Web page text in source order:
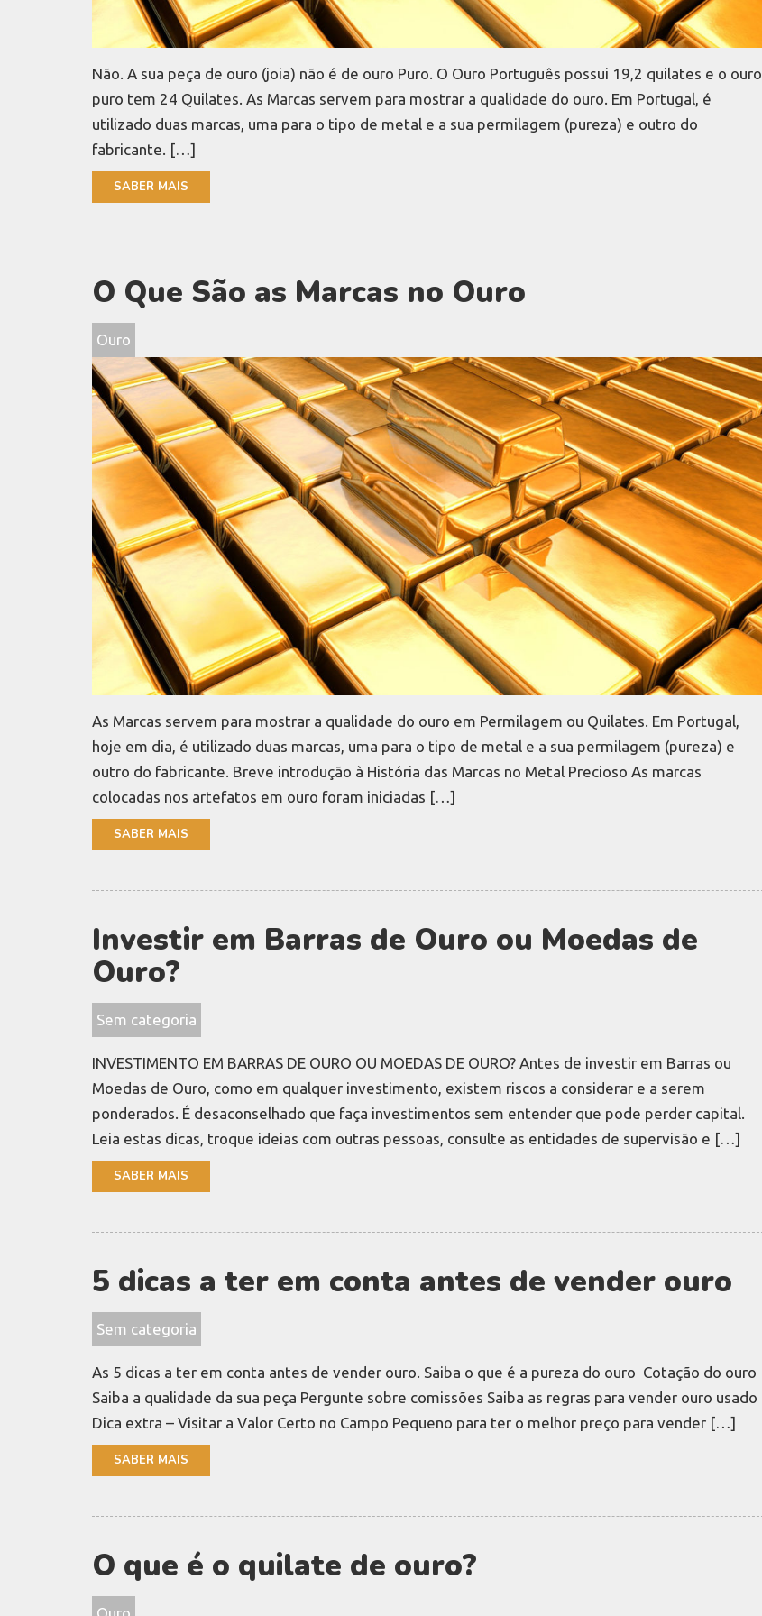
Não. A sua peça de ouro (joia) não é de ouro Puro. O Ouro Português possui 19,2 quilates e o ouro
puro tem 24 Quilates. As Marcas servem para mostrar a qualidade do ouro. Em Portugal, é
utilizado duas marcas, uma para o tipo de metal e a sua permilagem (pureza) e outro do
fabricante. […]
SABER MAIS
O Que São as Marcas no Ouro
Ouro
As Marcas servem para mostrar a qualidade do ouro em Permilagem ou Quilates. Em Portugal,
hoje em dia, é utilizado duas marcas, uma para o tipo de metal e a sua permilagem (pureza) e
outro do fabricante. Breve introdução à História das Marcas no Metal Precioso As marcas
colocadas nos artefatos em ouro foram iniciadas […]
SABER MAIS
Investir em Barras de Ouro ou Moedas de
Ouro?
Sem categoria
INVESTIMENTO EM BARRAS DE OURO OU MOEDAS DE OURO? Antes de investir em Barras ou
Moedas de Ouro, como em qualquer investimento, existem riscos a considerar e a serem
ponderados. É desaconselhado que faça investimentos sem entender que pode perder capital.
Leia estas dicas, troque ideias com outras pessoas, consulte as entidades de supervisão e […]
SABER MAIS
5 dicas a ter em conta antes de vender ouro
Sem categoria
As 5 dicas a ter em conta antes de vender ouro. Saiba o que é a pureza do ouro Cotação do ouro
Saiba a qualidade da sua peça Pergunte sobre comissões Saiba as regras para vender ouro usado
Dica extra – Visitar a Valor Certo no Campo Pequeno para ter o melhor preço para vender […]
SABER MAIS
O que é o quilate de ouro?